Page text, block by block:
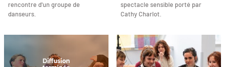
rencontre d'un groupe de
danseurs.
spectacle sensible porté par
Cathy Charlot.